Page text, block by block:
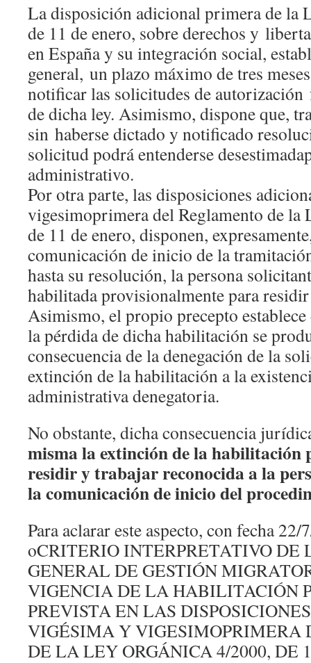
La disposición adicional primera de la
de 11 de enero, sobre derechos y
en España y su integración social,
general, un plazo máximo de tres
notificar las solicitudes de
de dicha ley. Asimismo, dispone que,
sin haberse dictado y notificado
solicitud podrá entenderse
administrativo.
Por otra parte, las disposiciones
vigesimoprimera del Reglamento de la
de 11 de enero, disponen,
comunicación de inicio de la
hasta su resolución, la persona
habilitada provisionalmente para
Asimismo, el propio precepto establece
la pérdida de dicha habilitación se
consecuencia de la denegación de la
extinción de la habilitación a la
administrativa denegatoria.
No obstante, dicha consecuencia
misma la extinción de la habilitación
residir y trabajar reconocida a la
la comunicación de inicio del
Para aclarar este aspecto, con fecha 22/
oCRITERIO INTERPRETATIVO DE
GENERAL DE GESTIÓN
VIGENCIA DE LA HABILITACIÓN
PREVISTA EN LAS
VIGÉSIMA Y VIGESIMOPRIMERA
DE LA LEY ORGÁNICA 4/2000, DE